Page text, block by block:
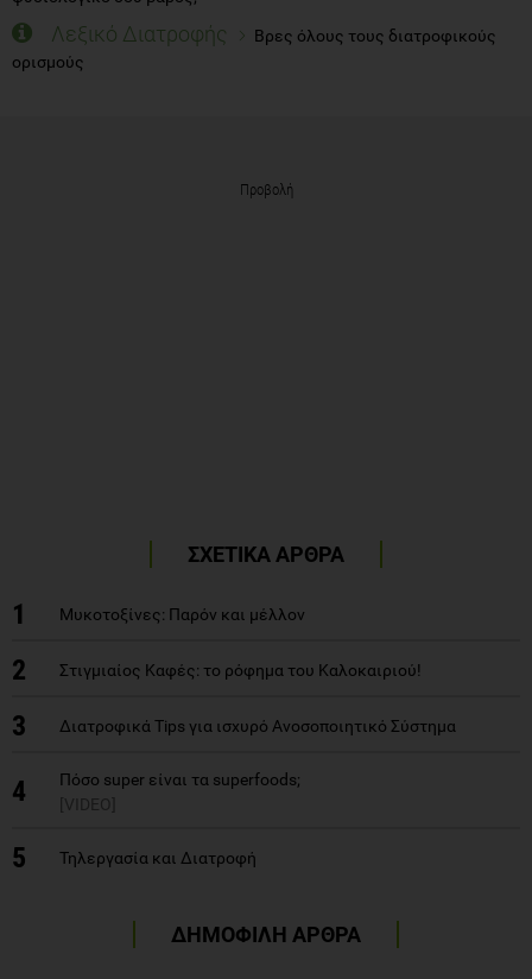
Λεξικό Διατροφής
Βρες όλους τους διατροφικούς
ορισμούς
Προβολή
ΣΧΕΤΙΚΑ ΑΡΘΡΑ
1 Μυκοτοξίνες: Παρόν και μέλλον
2 Στιγμιαίος Kαφές: το ρόφημα του Kαλοκαιριού!
3 Διατροφικά Τips για ισχυρό Ανοσοποιητικό Σύστημα
4
Πόσο super είναι τα superfoods;
[VIDEO]
5 Τηλεργασία και Διατροφή
ΔΗΜΟΦΙΛΗ ΑΡΘΡΑ